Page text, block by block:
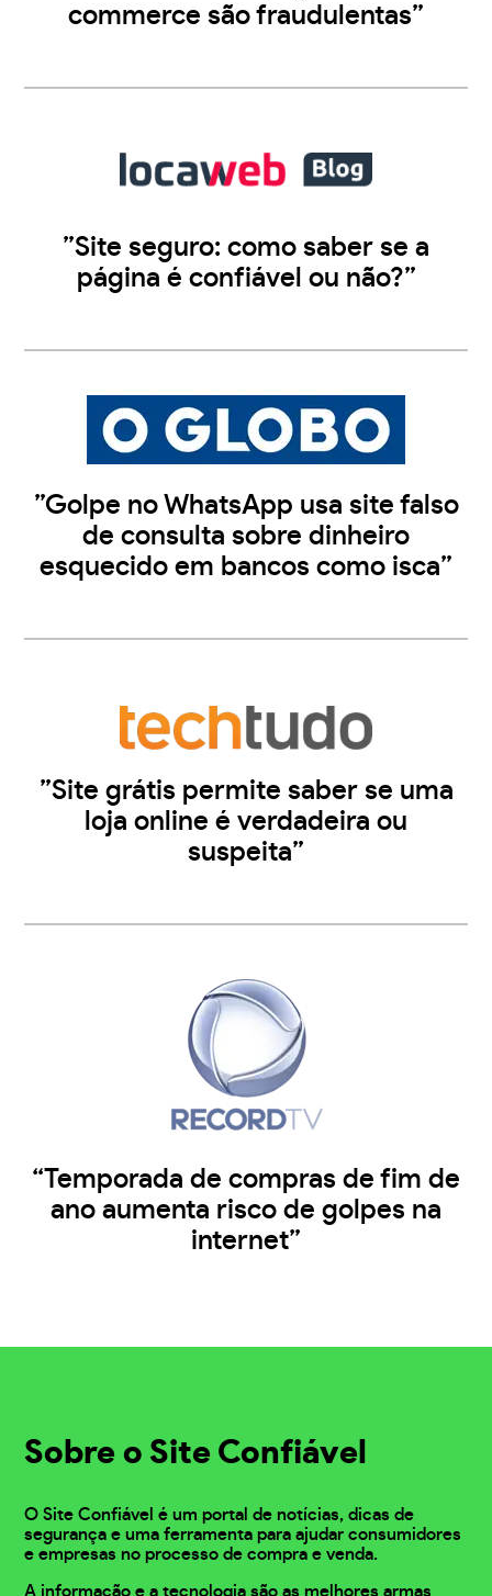
commerce são fraudulentas”
”Site seguro: como saber se a
página é confiável ou não?”
”Golpe no WhatsApp usa site falso
de consulta sobre dinheiro
esquecido em bancos como isca”
”Site grátis permite saber se uma
loja online é verdadeira ou
suspeita”
“Temporada de compras de fim de
ano aumenta risco de golpes na
internet”
Sobre o Site Confiável
O Site Confiável é um portal de notícias, dicas de
segurança e uma ferramenta para ajudar consumidores
e empresas no processo de compra e venda.
A informação e a tecnologia são as melhores armas